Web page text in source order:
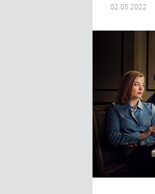
02.05.2022